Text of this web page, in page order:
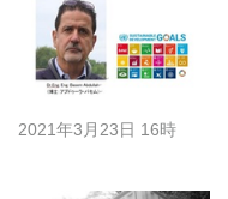
2021年3月23日 16時